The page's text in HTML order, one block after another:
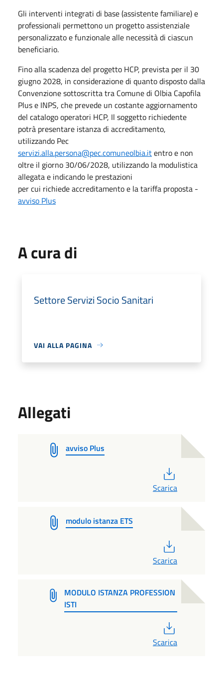
Gli interventi integrati di base (assistente familiare) e
professionali permettono un progetto assistenziale
personalizzato e funzionale alle necessità di ciascun
beneficiario.
Fino alla scadenza del progetto HCP, prevista per il 30
giugno 2028, in considerazione di quanto disposto dalla
Convenzione sottoscritta tra Comune di Olbia Capofila
Plus e INPS, che prevede un costante aggiornamento
del catalogo operatori HCP, Il soggetto richiedente
potrà presentare istanza di accreditamento,
utilizzando Pec
servizi.alla.persona@pec.comuneolbia.itentro e non
oltre il giorno 30/06/2028, utilizzando la modulistica
allegata e indicando le prestazioni
per cui richiede accreditamento e la tariffa proposta -
avviso Plus
A cura di
Settore Servizi Socio Sanitari
VAI ALLA PAGINA
Allegati
avviso Plus
Scarica
modulo istanza ETS
Scarica
MODULO ISTANZA PROFESSION
ISTI
Scarica